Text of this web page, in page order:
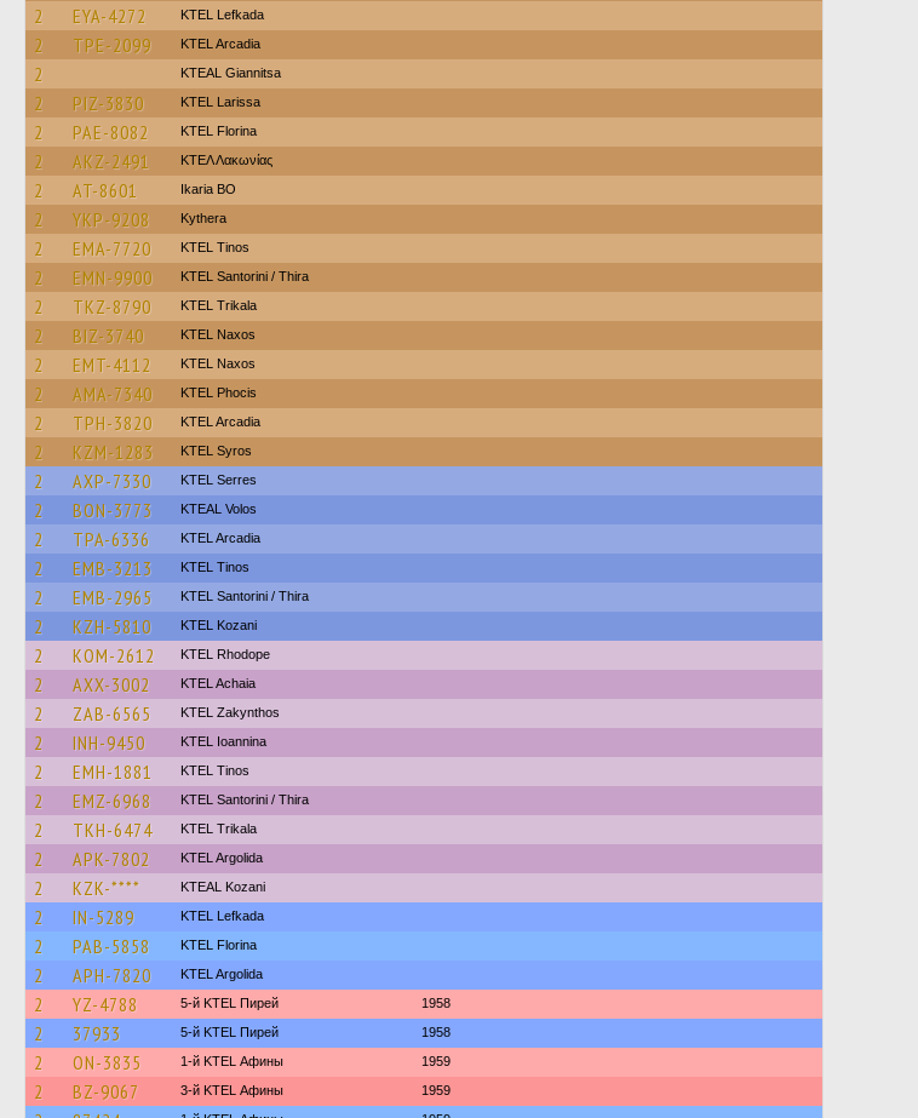
2 EYA-4272 KTEL Lefkada
2 TPE-2099 KTEL Arcadia
2 KTEAL Giannitsa
2 PIZ-3830 KTEL Larissa
2 PAE-8082 KTEL Florina
2 AKZ-2491 ΚΤΕΛ Λακωνίας
2 AT-8601 Ikaria BO
2 YKP-9208 Kythera
2 EMA-7720 KTEL Tinos
2 EMN-9900 KTEL Santorini / Thira
2 TKZ-8790 ΚΤΕL Τrikala
2 BIZ-3740 KTEL Naxos
2 EMT-4112 KTEL Naxos
2 AMA-7340 ΚΤΕL Phocis
2 TPH-3820 KTEL Arcadia
2 KZM-1283 KTEL Syros
2 AXP-7330 KTEL Serres
2 BON-3773 KTEAL Volos
2 TPA-6336 KTEL Arcadia
2 EMB-3213 KTEL Tinos
2 EMB-2965 KTEL Santorini / Thira
2 KZH-5810 ΚΤΕL Kozani
2 KOM-2612 KTEL Rhodope
2 AXX-3002 KTEL Achaia
2 ZAB-6565 KTEL Zakynthos
2 INH-9450 KTEL Ioannina
2 EMH-1881 KTEL Tinos
2 EMZ-6968 KTEL Santorini / Thira
2 TKH-6474 ΚΤΕL Τrikala
2 APK-7802 KTEL Argolida
2 KZK-**** KTEAL Kozani
2 IN-5289 KTEL Lefkada
2 PAB-5858 KTEL Florina
2 APH-7820 KTEL Argolida
2 YZ-4788 5-й KTEL Пирей 1958
2 37933 5-й KTEL Пирей 1958
2 ON-3835 1-й KTEL Афины 1959
2 BZ-9067 3-й KTEL Афины 1959